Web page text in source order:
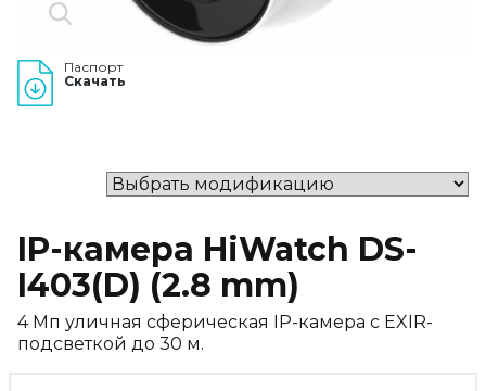
Паспорт
Скачать
IP-камера HiWatch DS-
I403(D) (2.8 mm)
4 Мп уличная сферическая IP-камера с EXIR-
подсветкой до 30 м.